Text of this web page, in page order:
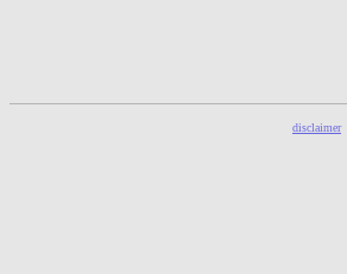
disclaimer